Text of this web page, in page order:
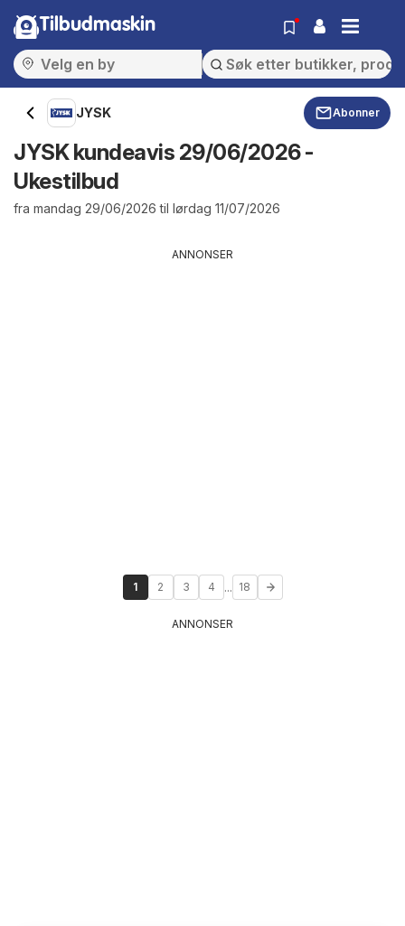
Tilbudmaskin
JYSK Abonner
JYSK kundeavis 29/06/2026 -
Ukestilbud
fra mandag 29/06/2026 til lørdag 11/07/2026
ANNONSER
1 2 3 4 ... 18
ANNONSER